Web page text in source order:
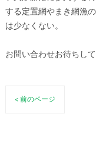
する定置網やまき網漁
は少なくない。
お問い合わせお待ちして
< 前のページ